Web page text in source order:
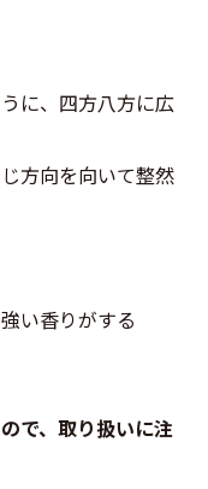
に、四方八方に広
方向を向いて整然
い香りがする
で、取り扱いに注